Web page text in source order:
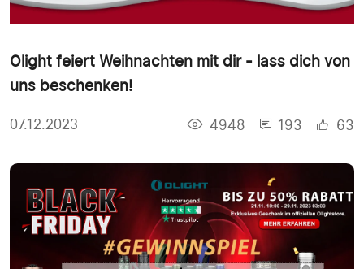
Olight feiert Weihnachten mit dir - lass dich von
uns beschenken!
07.12.2023 4948 193 63